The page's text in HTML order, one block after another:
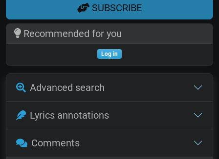
SUBSCRIBE
Recommended for you
Log in
Advanced search
Lyrics annotations
Comments